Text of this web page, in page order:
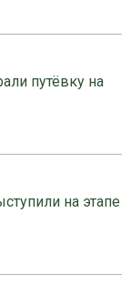
путёвку на
на этапе